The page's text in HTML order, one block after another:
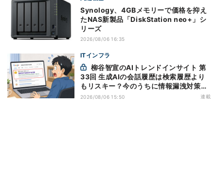
Synology、4GBメモリーで価格を抑え
たNAS新製品「DiskStation neo+」シ
リーズ
2026/08/06 16:35
ITインフラ
33回 生成AIの会話履歴は検索履歴より
もリスキー？今のうちに情報漏洩対策を
万全にしておこう
2026/08/06 15:50 連載